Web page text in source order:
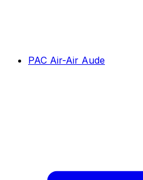
PAC Air-Air Aude